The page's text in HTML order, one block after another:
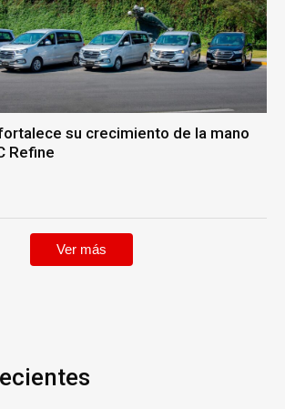
su crecimiento de la mano
Refine
Ver más